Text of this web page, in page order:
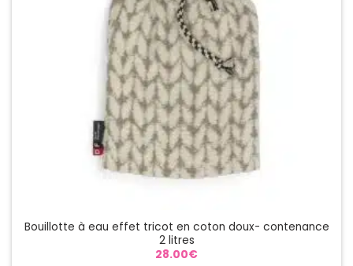
Bouillotte à eau effet tricot en coton doux- contenance
2 litres
28.00€